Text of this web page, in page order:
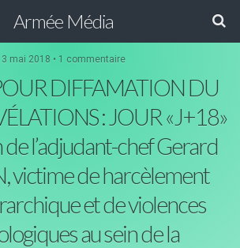
Armée Média
3 mai 2018 • 1 commentaire
DIFFAMATION DU
: JOUR «J+18»
l’adjudant-chef Gerard
victime de harcèlement
et de violences
au sein de la